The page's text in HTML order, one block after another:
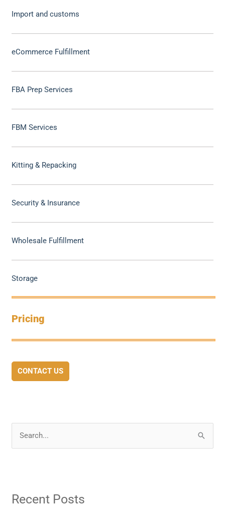
Import and customs
eCommerce Fulfillment
FBA Prep Services
FBM Services
Kitting & Repacking
Security & Insurance
Wholesale Fulfillment
Storage
Pricing
CONTACT US
c
Recent Posts